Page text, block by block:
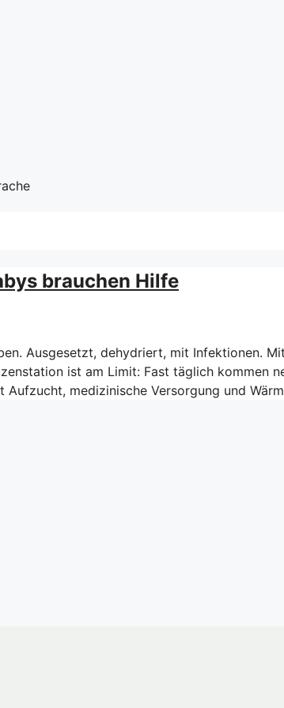
brauchen Hilfe
Ausgesetzt, dehydriert, mit Infektionen.
ist am Limit: Fast täglich kommen
medizinische Versorgung und